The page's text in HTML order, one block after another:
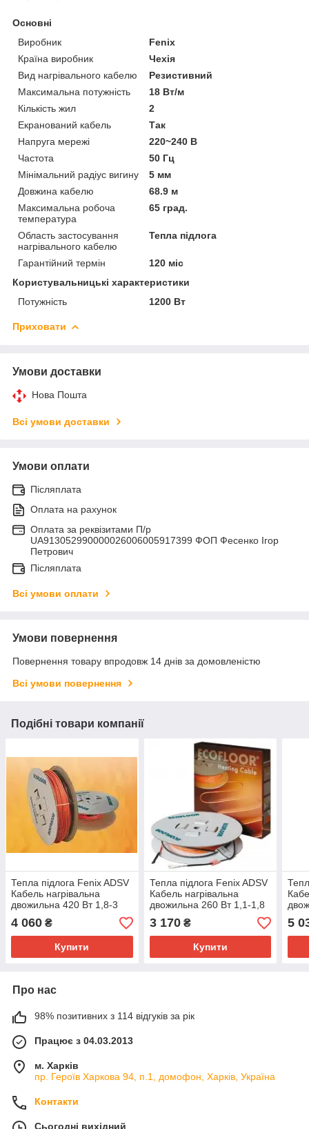
Основні
Виробник
Fenix
Країна виробник
Чехія
Вид нагрівального кабелю
Резистивний
Максимальна потужність
18 Вт/м
Кількість жил
2
Екранований кабель
Так
Напруга мережі
220~240 В
Частота
50 Гц
Мінімальний радіус вигину
5 мм
Довжина кабелю
68.9 м
Максимальна робоча
температура
65 град.
Область застосування
нагрівального кабелю
Тепла підлога
Гарантійний термін
120 міс
Користувальницькі характеристики
Потужність
1200 Вт
Приховати
Умови доставки
Нова Пошта
Всі умови доставки
Умови оплати
Післяплата
Оплата на рахунок
Оплата за реквізитами П/р
UA913052990000026006005917399 ФОП Фесенко Ігор
Петрович
Післяплата
Всі умови оплати
Умови повернення
Повернення товару впродовж 14 днів за домовленістю
Всі умови повернення
Подібні товари компанії
Тепла підлога Fenix ADSV
Кабель нагрівальна
двожильна 420 Вт 1,8-3
м2 (2243135)
4 060 ₴
Купити
Тепла підлога Fenix ADSV
Кабель нагрівальна
двожильна 260 Вт 1,1-1,8
м2 (2243125)
3 170₴
Купити
м2
5
Про нас
98% позитивних з 114 відгуків за рік
Працює з 04.03.2013
м. Харків
пр. Героїв Харкова 94, п.1, домофон, Харків, Україна
Контакти
Сьогодні вихідний